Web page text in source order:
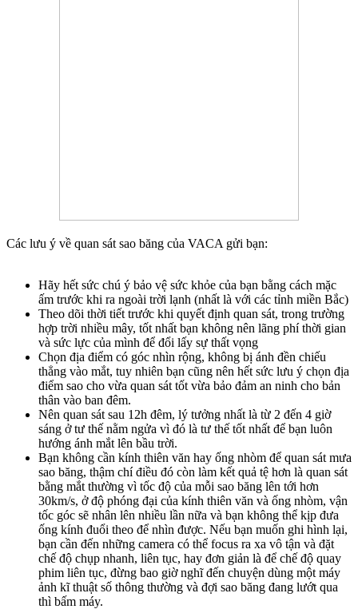
Các lưu ý về quan sát sao băng của VACA gửi bạn:
Hãy hết sức chú ý bảo vệ sức khỏe của bạn bằng cách mặc
ấm trước khi ra ngoài trời lạnh (nhất là với các tỉnh miền Bắc)
Theo dõi thời tiết trước khi quyết định quan sát, trong trường
hợp trời nhiều mây, tốt nhất bạn không nên lãng phí thời gian
và sức lực của mình để đổi lấy sự thất vọng
Chọn địa điểm có góc nhìn rộng, không bị ánh đền chiếu
thẳng vào mắt, tuy nhiên bạn cũng nên hết sức lưu ý chọn địa
điểm sao cho vừa quan sát tốt vừa bảo đảm an ninh cho bản
thân vào ban đêm.
Nên quan sát sau 12h đêm, lý tưởng nhất là từ 2 đến 4 giờ
sáng ở tư thế nằm ngửa vì đó là tư thế tốt nhất để bạn luôn
hướng ánh mắt lên bầu trời.
Bạn không cần kính thiên văn hay ống nhòm để quan sát mưa
sao băng, thậm chí điều đó còn làm kết quả tệ hơn là quan sát
bằng mắt thường vì tốc độ của mỗi sao băng lên tới hơn
30km/s, ở độ phóng đại của kính thiên văn và ống nhòm, vận
tốc góc sẽ nhân lên nhiều lần nữa và bạn không thể kịp đưa
ống kính đuổi theo để nhìn được. Nếu bạn muốn ghi hình lại,
bạn cần đến những camera có thể focus ra xa vô tận và đặt
chế độ chụp nhanh, liên tục, hay đơn giản là để chế độ quay
phim liên tục, đừng bao giờ nghĩ đến chuyện dùng một máy
ảnh kĩ thuật số thông thường và đợi sao băng đang lướt qua
thì bấm máy.